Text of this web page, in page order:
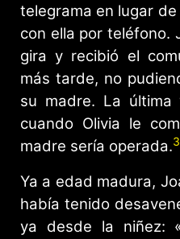
telegrama en lugar
con ella por teléfono.
gira y recibió el
más tarde, no
su madre. La
cuando Olivia le
madre sería operada.3
Ya a edad madura,
había tenido
ya desde la niñez: